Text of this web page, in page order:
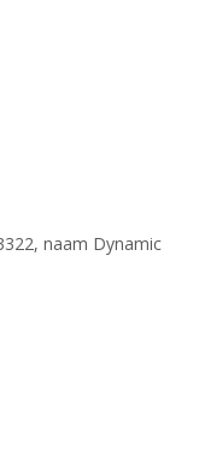
naam Dynamic